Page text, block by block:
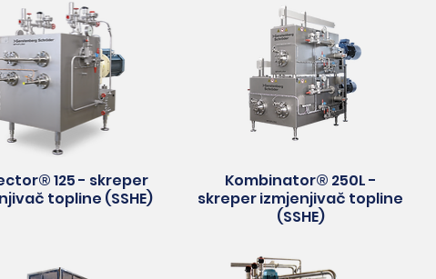
125 - skreper
topline (SSHE)
Kombinator® 250L -
skreper izmjenjivač topline
(SSHE)